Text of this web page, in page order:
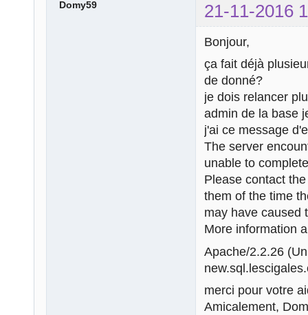
Domy59 21-11-2016
Bonjour,
ça fait déjà
de donné?
je dois relancer
admin de la base
j'ai ce message
The server
unable to
Please contact
them of the time
may have caused
More information
Apache/2.2.26
merci pour votre
Amicalement,